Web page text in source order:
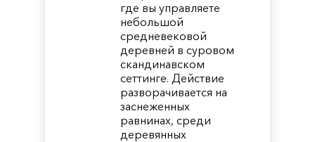
где вы управляете
небольшой
средневековой
деревней в суровом
скандинавском
сеттинге. Действие
разворачивается на
заснеженных
равнинах, среди
деревянных